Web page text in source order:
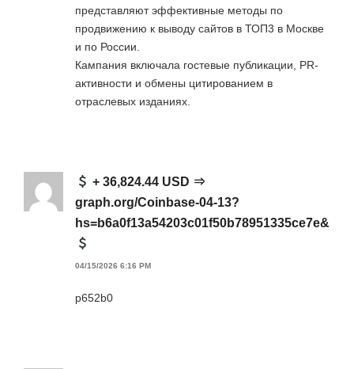
представляют эффективные методы по
продвижению к выводу сайтов в ТОП3 в Москве
и по России.
Кампания включала гостевые публикации, PR-
активности и обмены цитированием в
отраслевых изданиях.
+ 36,824.44 USD ⇒
graph.org/Coinbase-04-13?
hs=b6a0f13a54203c01f50b78951335ce7e&
04/15/2026 6:16 PM
p652b0